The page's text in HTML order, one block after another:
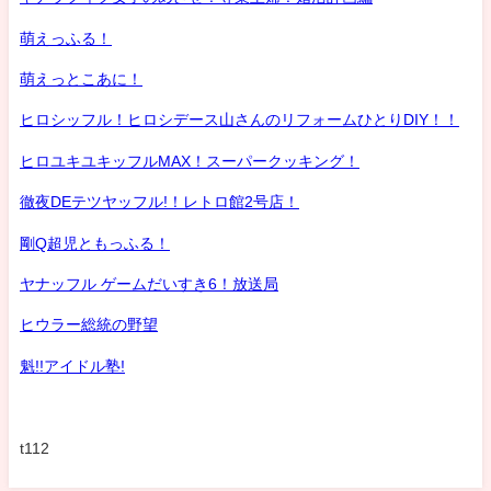
萌えっふる！
萌えっとこあに！
ヒロシッフル！ヒロシデース山さんのリフォームひとりDIY！！
ヒロユキユキッフルMAX！スーパークッキング！
徹夜DEテツヤッフル!！レトロ館2号店！
剛Q超児ともっふる！
ヤナッフル ゲームだいすき6！放送局
ヒウラー総統の野望
魁!!アイドル塾!
t112